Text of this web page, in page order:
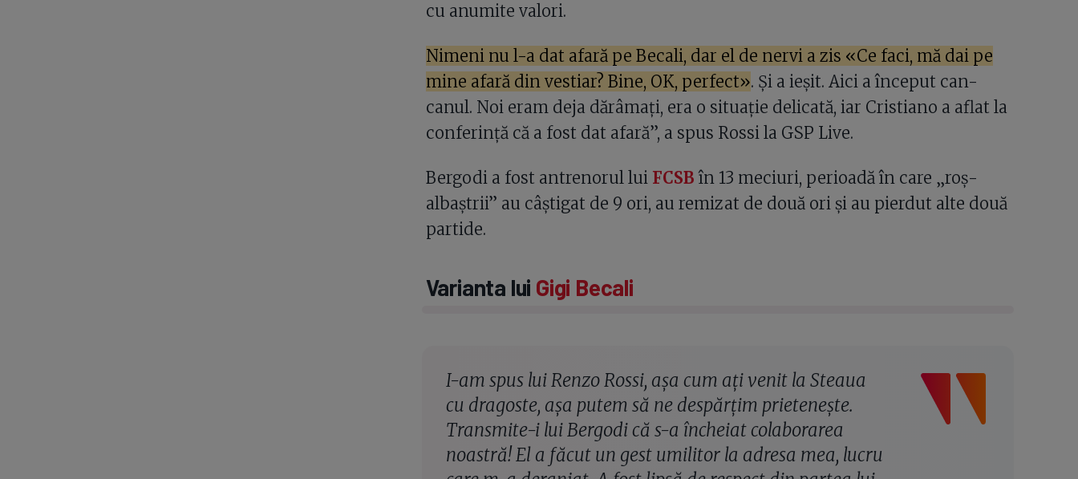
cu anumite valori.
Nimeni nu l-a dat afară pe Becali, dar el de nervi a zis «Ce faci, mă dai pe
mine afară din vestiar? Bine, OK, perfect». Și a ieșit. Aici a început can-
canul. Noi eram deja dărâmați, era o situație delicată, iar Cristiano a aflat la
conferință că a fost dat afară”, a spus Rossi la GSP Live.
Bergodi a fost antrenorul lui FCSB în 13 meciuri, perioadă în care „roș-
albaștrii” au câștigat de 9 ori, au remizat de două ori și au pierdut alte două
partide.
Varianta lui Gigi Becali
I-am spus lui Renzo Rossi, aşa cum aţi venit la Steaua
cu dragoste, aşa putem să ne despărţim prieteneşte.
Transmite-i lui Bergodi că s-a încheiat colaborarea
noastră! El a făcut un gest umilitor la adresa mea, lucru